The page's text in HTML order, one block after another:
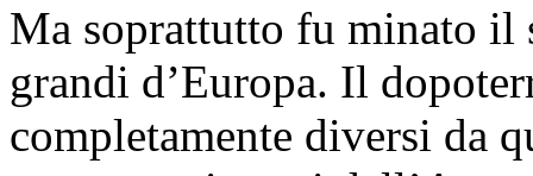
Ma soprattutto fu minato il
grandi d’Europa. Il
completamente diversi da